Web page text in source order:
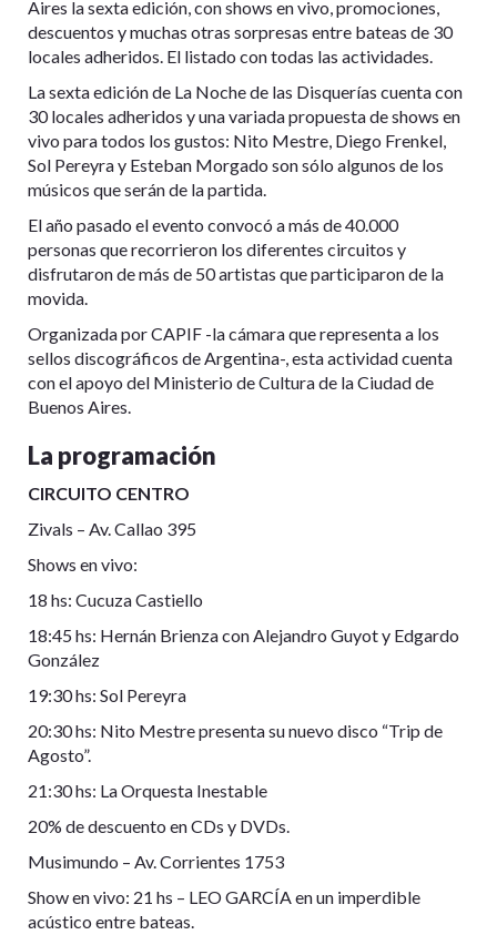
Aires la sexta edición, con shows en vivo, promociones,
descuentos y muchas otras sorpresas entre bateas de 30
locales adheridos. El listado con todas las actividades.
La sexta edición de La Noche de las Disquerías cuenta con
30 locales adheridos y una variada propuesta de shows en
vivo para todos los gustos: Nito Mestre, Diego Frenkel,
Sol Pereyra y Esteban Morgado son sólo algunos de los
músicos que serán de la partida.
El año pasado el evento convocó a más de 40.000
personas que recorrieron los diferentes circuitos y
disfrutaron de más de 50 artistas que participaron de la
movida.
Organizada por CAPIF -la cámara que representa a los
sellos discográficos de Argentina-, esta actividad cuenta
con el apoyo del Ministerio de Cultura de la Ciudad de
Buenos Aires.
La programación
CIRCUITO CENTRO
Zivals – Av. Callao 395
Shows en vivo:
18 hs: Cucuza Castiello
18:45 hs: Hernán Brienza con Alejandro Guyot y Edgardo
González
19:30 hs: Sol Pereyra
20:30 hs: Nito Mestre presenta su nuevo disco “Trip de
Agosto”.
21:30 hs: La Orquesta Inestable
20% de descuento en CDs y DVDs.
Musimundo – Av. Corrientes 1753
Show en vivo: 21 hs – LEO GARCÍA en un imperdible
acústico entre bateas.